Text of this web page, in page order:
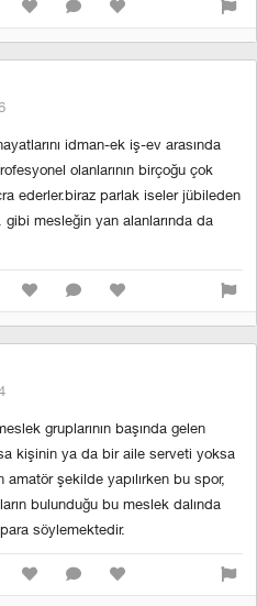
idman-ek iş-ev arasında
olanlarının birçoğu çok
ederler.biraz parlak iseler jübileden
mesleğin yan alanlarında da
gruplarının başında gelen
kişinin ya da bir aile serveti yoksa
şekilde yapılırken bu spor,
bulunduğu bu meslek dalında
söylemektedir.